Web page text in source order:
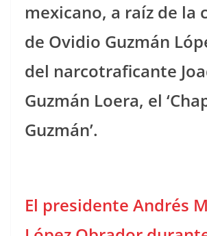
mexicano, a raíz de la
de Ovidio Guzmán
del narcotraficante
Guzmán Loera, el
Guzmán’.
El presidente Andrés